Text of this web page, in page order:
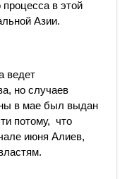
процесса в этой
Азии.
ведет
но случаев
в мае был выдан
потому, что
июня Алиев,